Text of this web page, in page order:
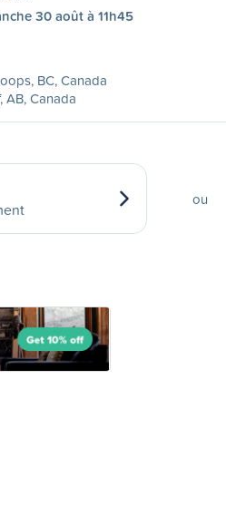
30 août à 11h45
BC, Canada
AB, Canada
ou